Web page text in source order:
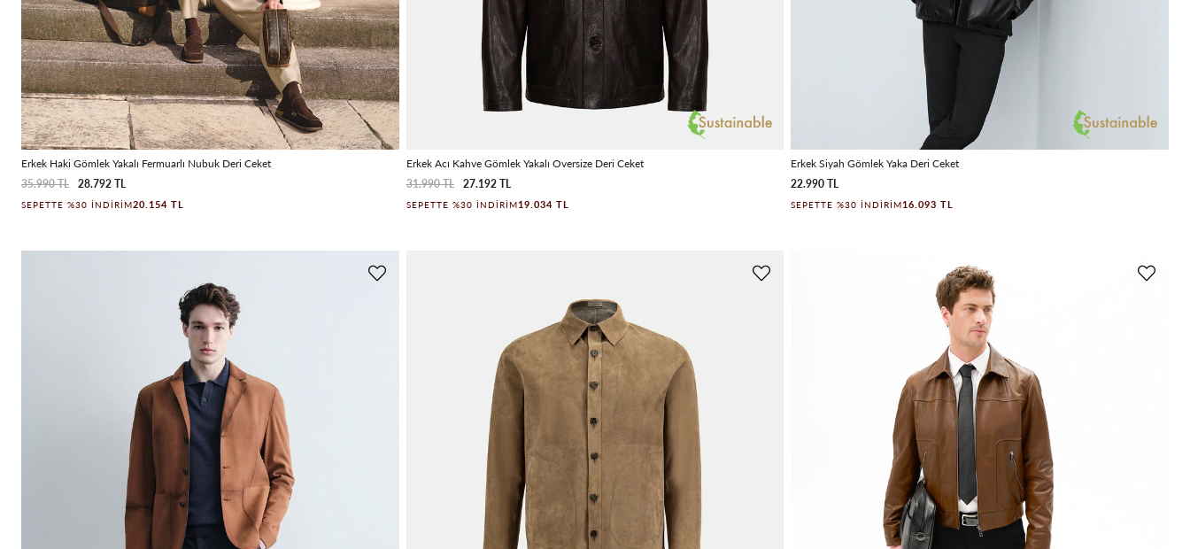
Erkek Haki Gömlek Yakalı Fermuarlı Nubuk Deri Ceket
28.792 TL
35.990 TL
SEPETTE %30 İNDIRIM20.154 TL
Erkek Acı Kahve Gömlek Yakalı Oversize Deri Ceket
27.192 TL
31.990 TL
SEPETTE %30 İNDIRIM19.034 TL
Erkek Siyah Gömlek Yaka Deri Ceket
22.990 TL
SEPETTE %30 İNDIRIM16.093 TL